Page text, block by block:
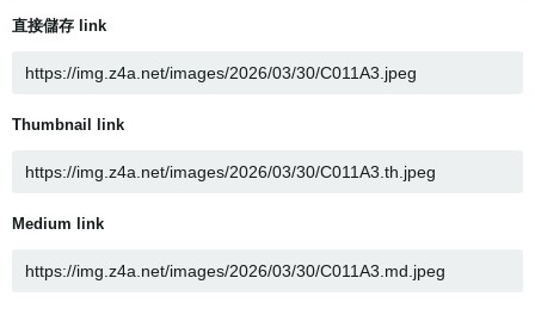
直接儲存 link
Thumbnail link
Medium link